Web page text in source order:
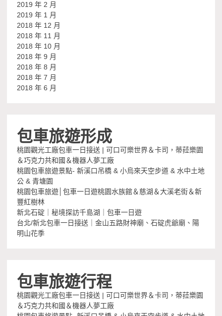
2019 年 2 月
2019 年 1 月
2018 年 12 月
2018 年 11 月
2018 年 10 月
2018 年 9 月
2018 年 8 月
2018 年 7 月
2018 年 6 月
包車旅遊形成
桃園觀光工廠包車一日接送 | 可口可樂世界＆卡司，蒂菈樂園
＆巧克力共和國＆機器人夢工廠
桃園包車旅遊景點- 新溪口吊橋 & 小烏來天空步道 & 水中土地
公 & 青塘園
桃園包車旅遊│包車一日遊桃園水族館＆慈湖＆大溪老街＆新
豐紅樹林
新北石碇｜秘境探訪千島湖｜包車一日遊
台北/新北包車一日接送｜金山五路財神廟、石碇虎爺廟、陽
明山花季
包車旅遊行程
桃園觀光工廠包車一日接送 | 可口可樂世界＆卡司，蒂菈樂園
＆巧克力共和國＆機器人夢工廠